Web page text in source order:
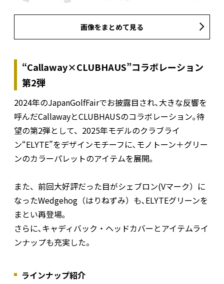
画像をまとめて見る
“Callaway×CLUBHAUS”コラボレーション
第2弾
2024年のJapanGolfFairでお披露目され､大きな反響を
呼んだCallawayとCLUBHAUSのコラボレーション｡待
望の第2弾として、2025年モデルのクラブライ
ン“ELYTE”をデザインモチーフに､モノトーン＋グリー
ンのカラーパレットのアイテムを展開｡
また、前回大好評だった目がシェブロン(Vマーク）に
なったWedgehog（はりねずみ）も､ELYTEグリーンを
まとい再登場｡
さらに､キャディバック・ヘッドカバーとアイテムライ
ンナップも充実した。
ラインナップ紹介